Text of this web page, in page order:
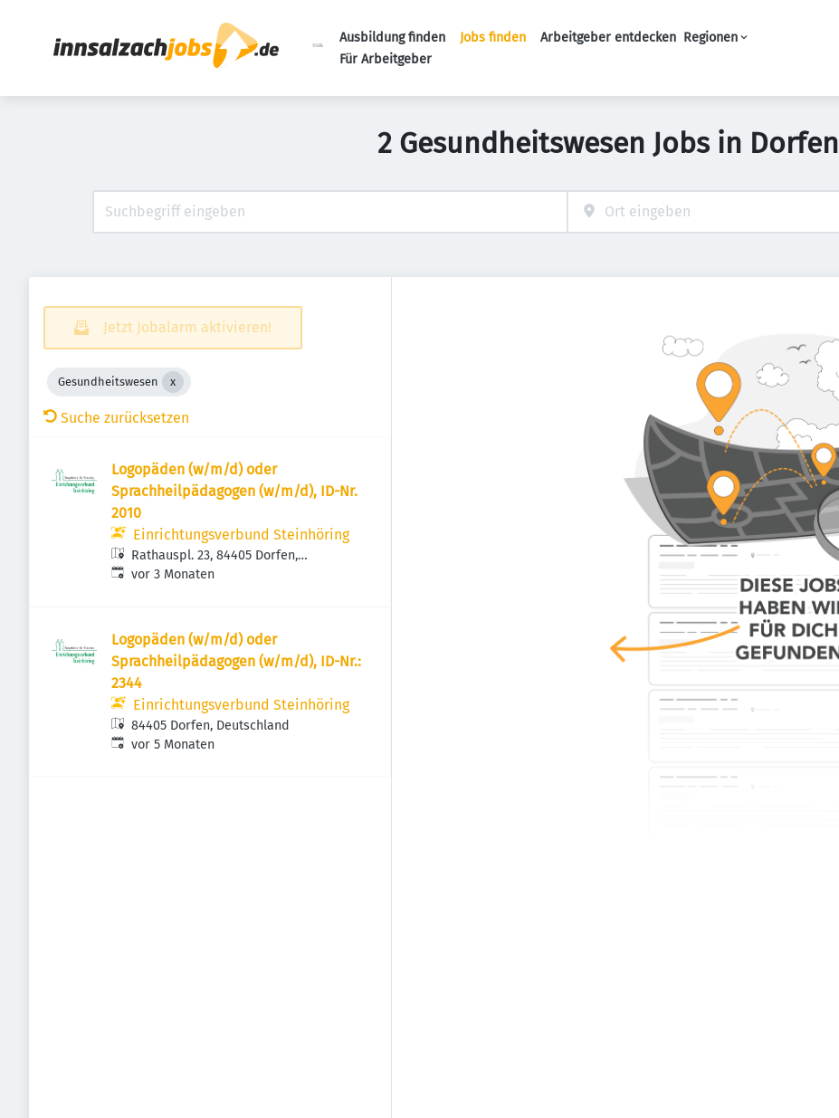
Ausbildung finden Jobs finden Arbeitgeber entdecken Regionen
Für Arbeitgeber
2 Gesundheitswesen Jobs in Dorfen
Jetzt Jobalarm aktivieren!
Gesundheitswesen
Suche zurücksetzen
Logopäden (w/m/d) oder
Sprachheilpädagogen (w/m/d), ID-Nr.
2010
Einrichtungsverbund Steinhöring
Rathauspl. 23, 84405 Dorfen,
Deutschland
Veröffentlicht:
vor 3 Monaten
Logopäden (w/m/d) oder
Sprachheilpädagogen (w/m/d), ID-Nr.:
2344
Einrichtungsverbund Steinhöring
84405 Dorfen, Deutschland
Veröffentlicht:
vor 5 Monaten